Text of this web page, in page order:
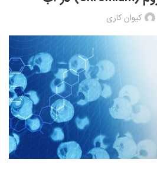
کیوان کاری